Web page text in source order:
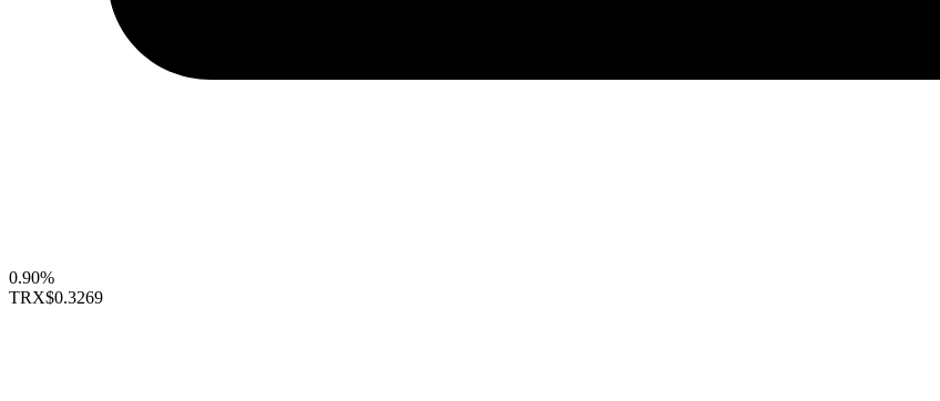
0.90%
TRX$0.3269